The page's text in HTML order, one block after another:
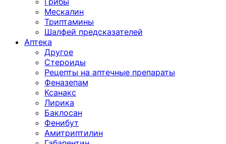
Мескалин
Триптамины
Шалфей предсказателей
Аптека
Другое
Стероиды
Рецепты на аптечные препараты
Феназепам
Ксанакс
Лирика
Баклосан
Фенибут
Амитриптилин